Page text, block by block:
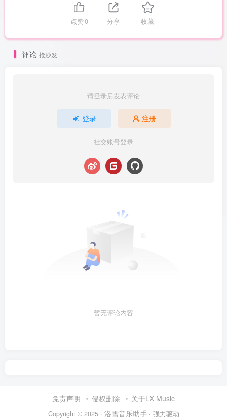
点赞0 分享 收藏
评论 抢沙发
请登录后发表评论
登录 注册
社交账号登录
暂无评论内容
免责声明 侵权删除 关于LX Music
Copyright © 2025 · 洛雪音乐助手· 强力驱动